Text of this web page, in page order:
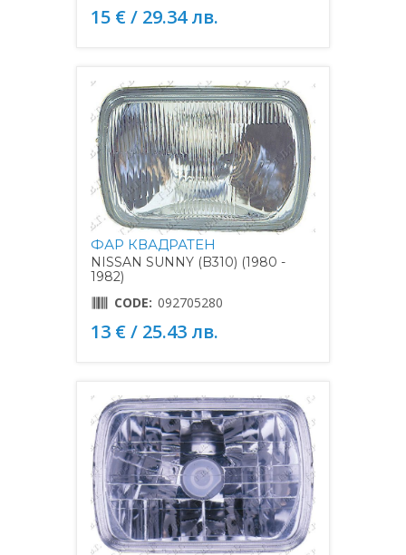
15 € / 29.34 лв.
ФАР КВАДРАТЕН
NISSAN SUNNY (B310) (1980 -
1982)
CODE: 092705280
13 € / 25.43 лв.